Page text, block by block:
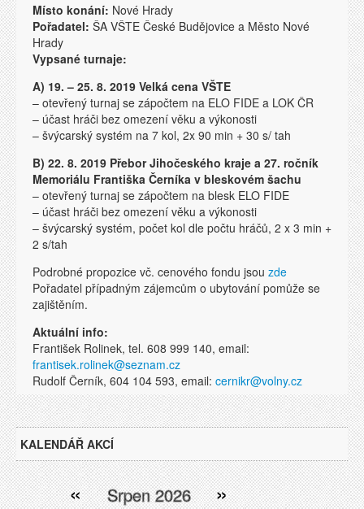
Místo konání: Nové Hrady
Pořadatel: ŠA VŠTE České Budějovice a Město Nové
Hrady
Vypsané turnaje:
A) 19. – 25. 8. 2019 Velká cena VŠTE
– otevřený turnaj se zápočtem na ELO FIDE a LOK ČR
– účast hráči bez omezení věku a výkonosti
– švýcarský systém na 7 kol, 2x 90 min + 30 s/ tah
B) 22. 8. 2019 Přebor Jihočeského kraje a 27. ročník
Memoriálu Františka Černíka v bleskovém šachu
– otevřený turnaj se zápočtem na blesk ELO FIDE
– účast hráči bez omezení věku a výkonosti
– švýcarský systém, počet kol dle počtu hráčů, 2 x 3 min +
2 s/tah
Podrobné propozice vč. cenového fondu jsou zde
Pořadatel případným zájemcům o ubytování pomůže se
zajištěním.
Aktuální info:
František Rolinek, tel. 608 999 140, email:
frantisek.rolinek@seznam.cz
Rudolf Černík, 604 104 593, email: cernikr@volny.cz
KALENDÁŘ AKCÍ
« »
Srpen 2026